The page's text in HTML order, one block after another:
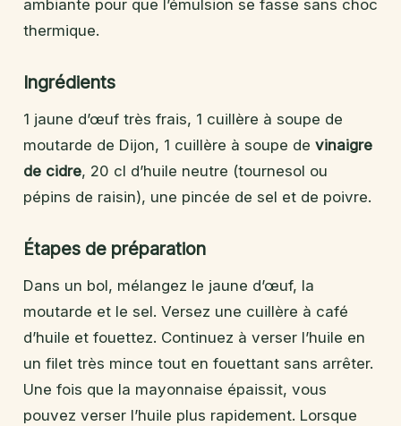
ambiante pour que l’émulsion se fasse sans choc
thermique.
Ingrédients
1 jaune d’œuf très frais, 1 cuillère à soupe de
moutarde de Dijon, 1 cuillère à soupe de vinaigre
de cidre, 20 cl d’huile neutre (tournesol ou
pépins de raisin), une pincée de sel et de poivre.
Étapes de préparation
Dans un bol, mélangez le jaune d’œuf, la
moutarde et le sel. Versez une cuillère à café
d’huile et fouettez. Continuez à verser l’huile en
un filet très mince tout en fouettant sans arrêter.
Une fois que la mayonnaise épaissit, vous
pouvez verser l’huile plus rapidement. Lorsque